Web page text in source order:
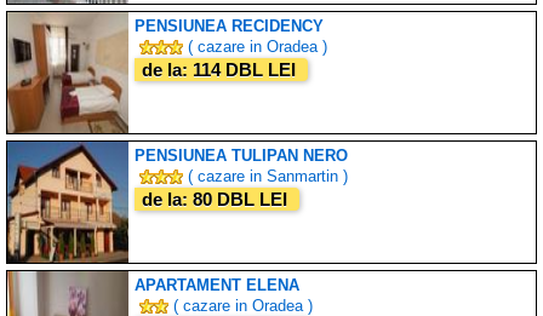
PENSIUNEA RECIDENCY
( cazare in Oradea )
de la: 114 DBL LEI
PENSIUNEA TULIPAN NERO
( cazare in Sanmartin )
de la: 80 DBL LEI
APARTAMENT ELENA
( cazare in Oradea )